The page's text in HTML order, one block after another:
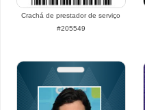
Crachá de prestador de serviço
#205549